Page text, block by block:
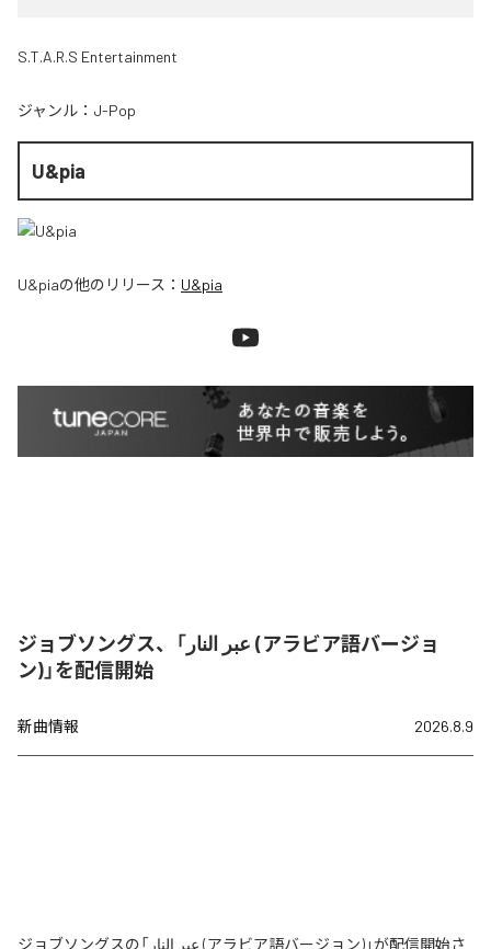
S.T.A.R.S Entertainment
ジャンル： J-Pop
U&pia
U&piaの他のリリース： U&pia
ジョブソングス、「عبر النار (アラビア語バージョ
ン)」を配信開始
新曲情報 2026.8.9
ジョブソングスの「عبر النار (アラビア語バージョン)」が配信開始さ